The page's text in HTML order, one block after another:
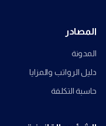
المصادر
المدونة
دليل الرواتب والمزايا
حاسبة التكلفة